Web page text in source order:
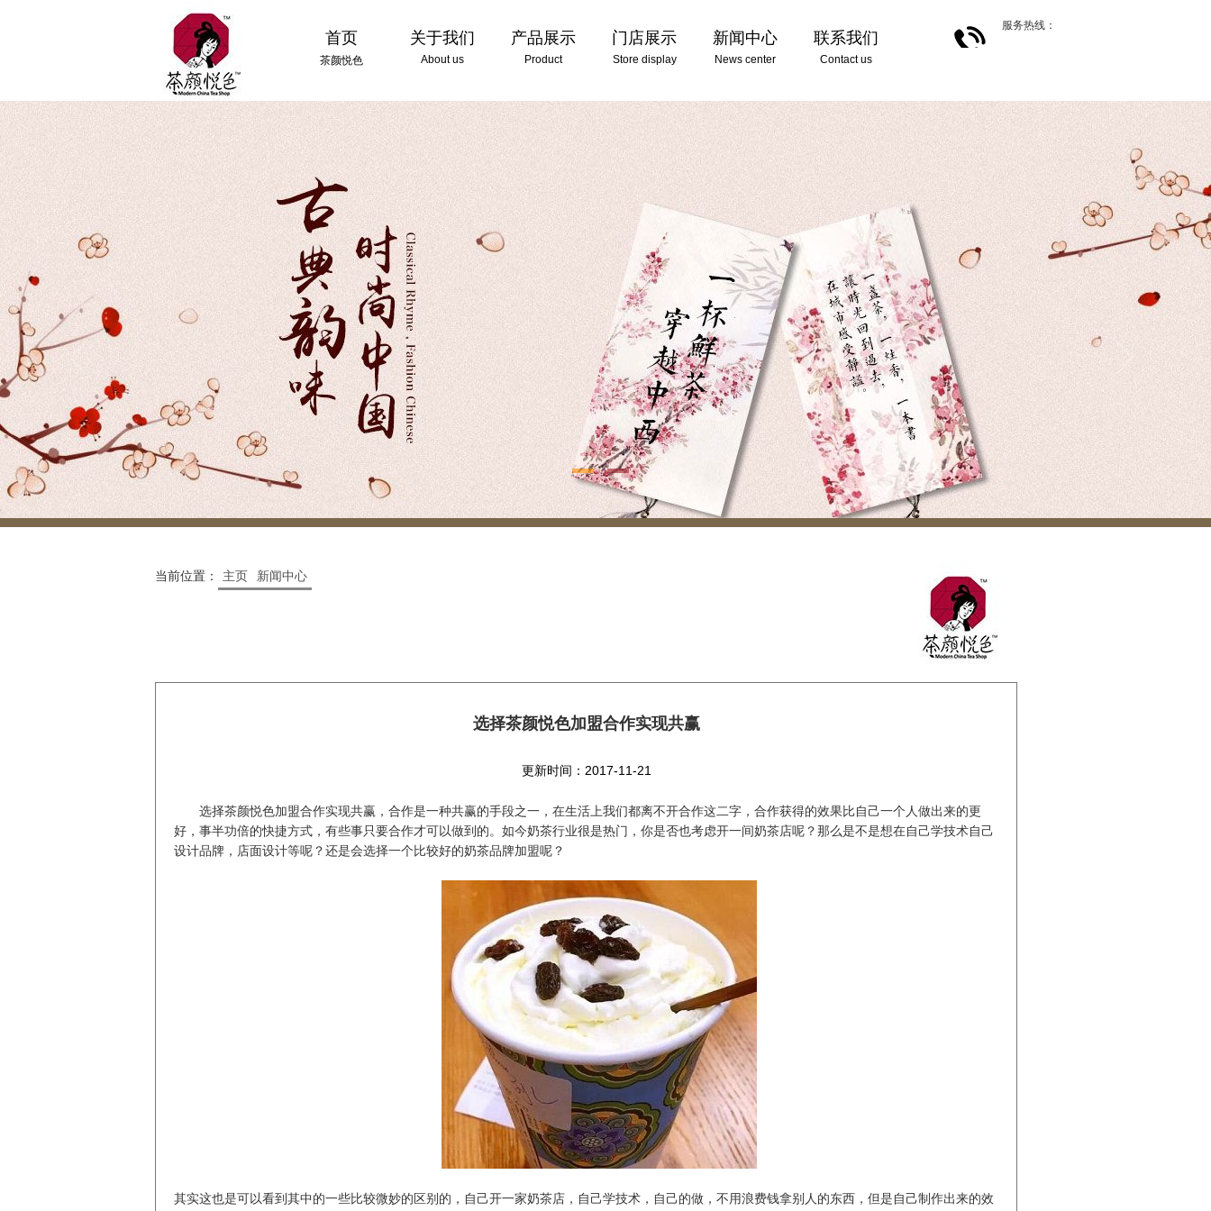
首页
茶颜悦色
关于我们
About us
产品展示
Product
门店展示
Store display
新闻中心
News center
联系我们
Contact us
服务热线：
当前位置： 主页 新闻中心
选择茶颜悦色加盟合作实现共赢
更新时间：2017-11-21
选择茶颜悦色加盟合作实现共赢，合作是一种共赢的手段之一，在生活上我们都离不开合作这二字，合作获得的效果比自己一个人做出来的更
好，事半功倍的快捷方式，有些事只要合作才可以做到的。如今奶茶行业很是热门，你是否也考虑开一间奶茶店呢？那么是不是想在自己学技术自己
设计品牌，店面设计等呢？还是会选择一个比较好的奶茶品牌加盟呢？
其实这也是可以看到其中的一些比较微妙的区别的，自己开一家奶茶店，自己学技术，自己的做，不用浪费钱拿别人的东西，但是自己制作出来的效